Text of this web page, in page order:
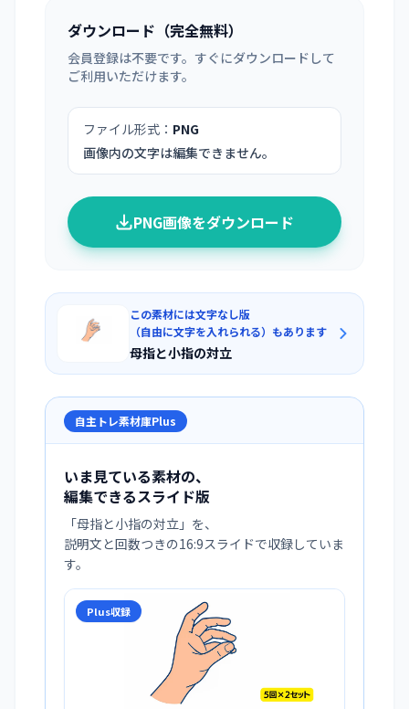
ダウンロード（完全無料）
会員登録は不要です。すぐにダウンロードして
ご利用いただけます。
ファイル形式： PNG
画像内の文字は編集できません。
PNG画像をダウンロード
この素材には文字なし版
（自由に文字を入れられる）もあります
母指と小指の対立
自主トレ素材庫Plus
いま見ている素材の、
編集できるスライド版
「母指と小指の対立 」を、
説明文と回数つきの16:9スライドで収録していま
す。
Plus収録